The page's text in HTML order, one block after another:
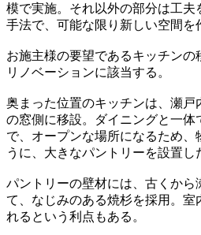
模で実施。それ以外の部分は工夫
手法で、可能な限り新しい空間を
お施主様の要望であるキッチンの
リノベーションに該当する。
奥まった位置のキッチンは、瀬
の窓側に移設。ダイニングと一
で、オープンな場所になるため、
うに、大きなパントリーを設置し
パントリーの壁材には、古くから
て、なじみのある焼杉を採用。室
れるという利点もある。